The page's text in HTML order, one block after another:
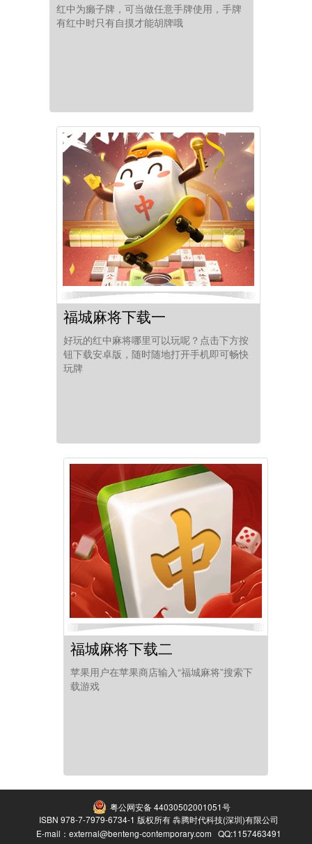
红中为癞子牌，可当做任意手牌使用，手牌
有红中时只有自摸才能胡牌哦
福城麻将下载一
好玩的红中麻将哪里可以玩呢？点击下方按
钮下载安卓版，随时随地打开手机即可畅快
玩牌
福城麻将下载二
苹果用户在苹果商店输入“福城麻将”搜索下
载游戏
粤公网安备 44030502001051号
ISBN 978-7-7979-6734-1 版权所有 犇腾时代科技(深圳)有限公司
E-mail：external@benteng-contemporary.com QQ:1157463491